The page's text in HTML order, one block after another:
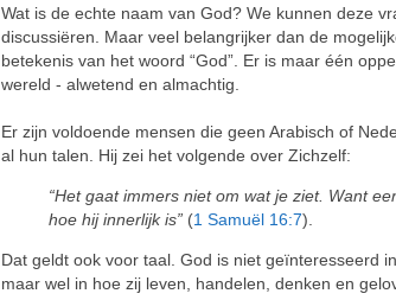
Wat is de echte naam van God? We kunnen deze
discussiëren. Maar veel belangrijker dan de
betekenis van het woord “God”. Er is maar één
wereld - alwetend en almachtig.
Er zijn voldoende mensen die geen Arabisch of
al hun talen. Hij zei het volgende over Zichzelf:
“Het gaat immers niet om wat je ziet. Want
hoe hij innerlijk is” (1 Samuël 16:7).
Dat geldt ook voor taal. God is niet geïnteresseerd
maar wel in hoe zij leven, handelen, denken en